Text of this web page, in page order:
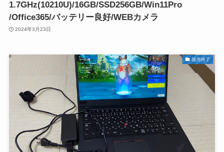
1.7GHz(10210U)/16GB/SSD256GB/Win11Pro
/Office365/バッテリー良好/WEBカメラ
2024年3月23日
販売終了